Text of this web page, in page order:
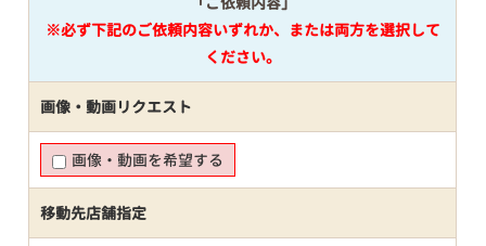
※必ず下記のご依頼内容いずれか、または両方を選択して
ください。
画像・動画リクエスト
画像・動画を希望する
移動先店舗指定